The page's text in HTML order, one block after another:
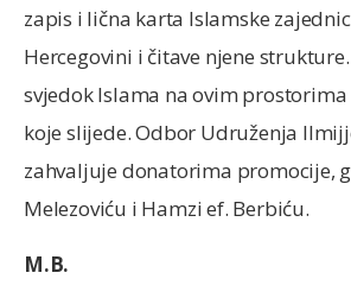
zapis i lična karta Islamske
Hercegovini i čitave njene
svjedok Islama na ovim prostorima
koje slijede. Odbor Udruženja
zahvaljuje donatorima promocije,
Melezoviću i Hamzi ef. Berbiću.
M.B.